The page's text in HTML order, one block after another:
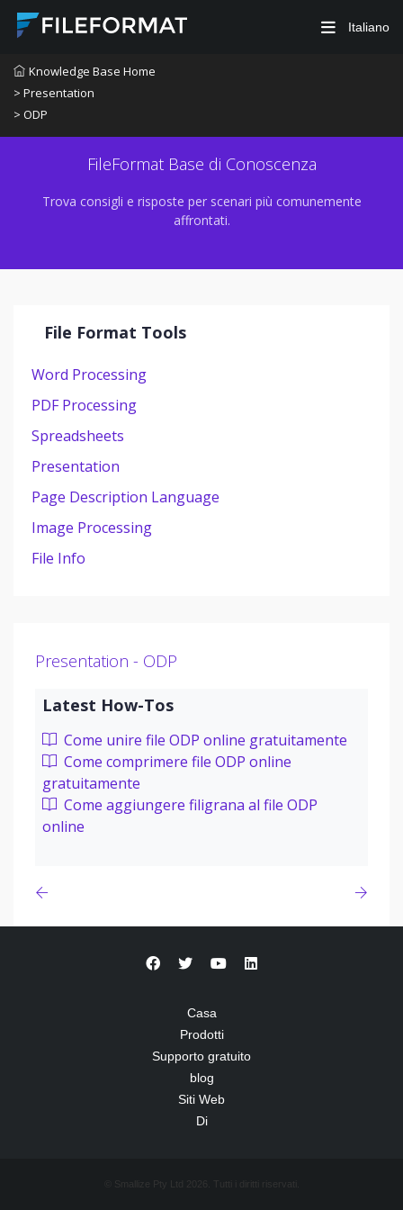
Italiano
Knowledge Base Home
> Presentation
> ODP
FileFormat Base di Conoscenza
Trova consigli e risposte per scenari più comunemente
affrontati.
File Format Tools
Word Processing
PDF Processing
Spreadsheets
Presentation
Page Description Language
Image Processing
File Info
Presentation - ODP
Latest How-Tos
Come unire file ODP online gratuitamente
Come comprimere file ODP online
gratuitamente
Come aggiungere filigrana al file ODP
online
Casa
Prodotti
Supporto gratuito
blog
Siti Web
Di
© Smallize Pty Ltd 2026. Tutti i diritti riservati.